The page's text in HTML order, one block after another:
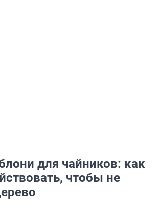
для чайников: как
чтобы не